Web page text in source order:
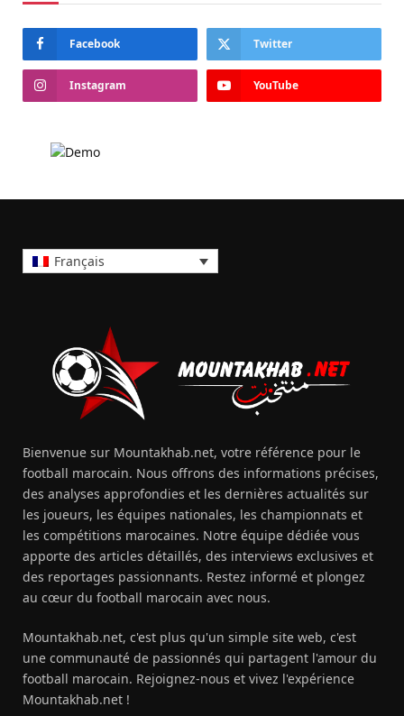
Facebook Twitter
Instagram YouTube
Français
Bienvenue sur Mountakhab.net, votre référence pour le
football marocain. Nous offrons des informations précises,
des analyses approfondies et les dernières actualités sur
les joueurs, les équipes nationales, les championnats et
les compétitions marocaines. Notre équipe dédiée vous
apporte des articles détaillés, des interviews exclusives et
des reportages passionnants. Restez informé et plongez
au cœur du football marocain avec nous.
Mountakhab.net, c'est plus qu'un simple site web, c'est
une communauté de passionnés qui partagent l'amour du
football marocain. Rejoignez-nous et vivez l'expérience
Mountakhab.net !